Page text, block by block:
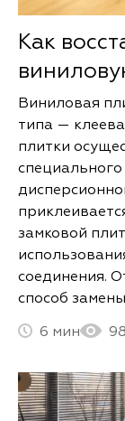
Как
Виниловая
типа —
плитки
замковой
соединения.
способ
6